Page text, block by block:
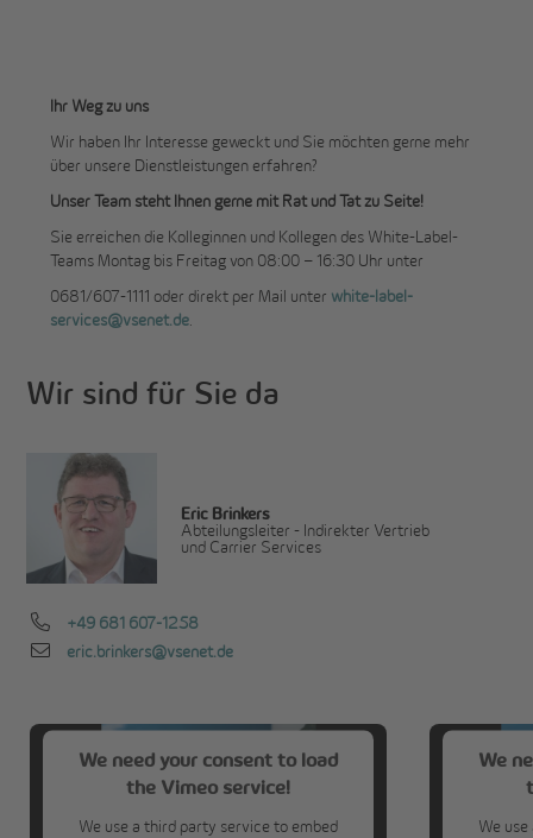
Ihr Weg zu uns
Wir haben Ihr Interesse geweckt und Sie möchten gerne mehr
über unsere Dienstleistungen erfahren?
Unser Team steht Ihnen gerne mit Rat und Tat zu Seite!
Sie erreichen die Kolleginnen und Kollegen des White-Label-
Teams Montag bis Freitag von 08:00 – 16:30 Uhr unter
0681/607-1111 oder direkt per Mail unter white-label-
services@vsenet.de
Wir sind für Sie da
Eric Brinkers
Abteilungsleiter - Indirekter Vertrieb
und Carrier Services
+49 681 607-1258
eric.brinkers@vsenet.de
We need your consent to load
the Vimeo service!
We use a third party service to embed
We
We